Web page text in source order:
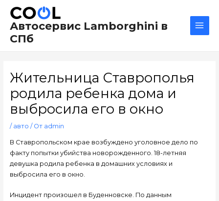
содержимому
Автосервис Lamborghini в
СПб
Жительница Ставрополья
родила ребенка дома и
выбросила его в окно
/ авто / От admin
В Ставропольском крае возбуждено уголовное дело по
факту попытки убийства новорожденного. 18-летняя
девушка родила ребенка в домашних условиях и
выбросила его в окно.
Инцидент произошел в Буденновске. По данным
по
записям